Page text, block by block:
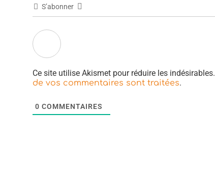
S’abonner
Ce site utilise Akismet pour réduire les indésirables.
de vos commentaires sont traitées.
0 COMMENTAIRES